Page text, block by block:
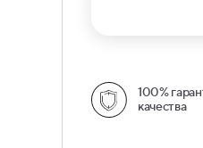
100%
качества